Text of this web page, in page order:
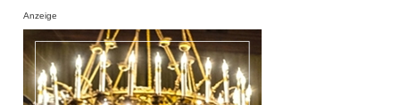
Anzeige